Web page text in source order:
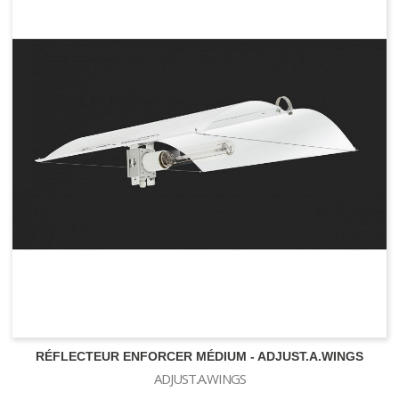
RÉFLECTEUR ENFORCER MÉDIUM - ADJUST.A.WINGS
ADJUST.A.WINGS